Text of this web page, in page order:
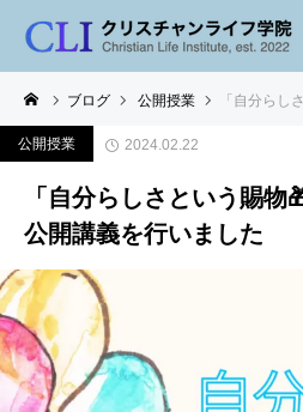
ブログ 公開授業 「自分らしさとい
公開授業 2024.02.22
「自分らしさという賜物
公開講義を行いました